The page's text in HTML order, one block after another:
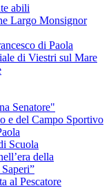
abili
Largo Monsignor
di Paola
di Viestri sul Mare
Senatore"
e del Campo Sportivo
Scuola
della
al Pescatore